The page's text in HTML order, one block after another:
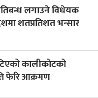
लगाउने विधेयक
शतप्रतिशत भन्सार
कालीकोटको
फेरि आक्रमण